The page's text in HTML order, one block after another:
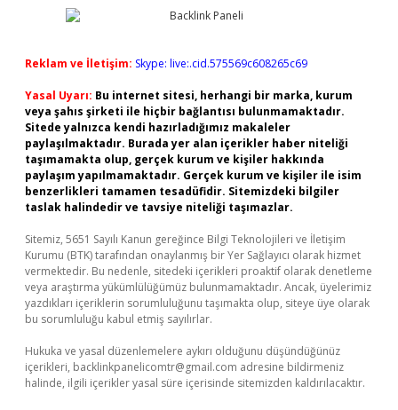
Reklam ve İletişim: Skype: live:.cid.575569c608265c69
Yasal Uyarı: Bu internet sitesi, herhangi bir marka, kurum
veya şahıs şirketi ile hiçbir bağlantısı bulunmamaktadır.
Sitede yalnızca kendi hazırladığımız makaleler
paylaşılmaktadır. Burada yer alan içerikler haber niteliği
taşımamakta olup, gerçek kurum ve kişiler hakkında
paylaşım yapılmamaktadır. Gerçek kurum ve kişiler ile isim
benzerlikleri tamamen tesadüfidir. Sitemizdeki bilgiler
taslak halindedir ve tavsiye niteliği taşımazlar.
Sitemiz, 5651 Sayılı Kanun gereğince Bilgi Teknolojileri ve İletişim
Kurumu (BTK) tarafından onaylanmış bir Yer Sağlayıcı olarak hizmet
vermektedir. Bu nedenle, sitedeki içerikleri proaktif olarak denetleme
veya araştırma yükümlülüğümüz bulunmamaktadır. Ancak, üyelerimiz
yazdıkları içeriklerin sorumluluğunu taşımakta olup, siteye üye olarak
bu sorumluluğu kabul etmiş sayılırlar.
Hukuka ve yasal düzenlemelere aykırı olduğunu düşündüğünüz
içerikleri, backlinkpanelicomtr@gmail.com adresine bildirmeniz
halinde, ilgili içerikler yasal süre içerisinde sitemizden kaldırılacaktır.